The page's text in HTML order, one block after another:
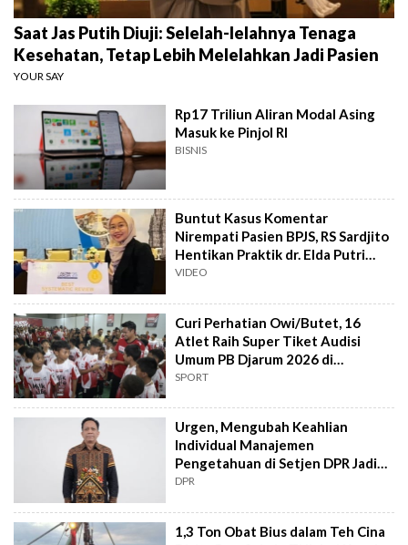
Saat Jas Putih Diuji: Selelah-lelahnya Tenaga
Kesehatan, Tetap Lebih Melelahkan Jadi Pasien
YOUR SAY
Rp17 Triliun Aliran Modal Asing
Masuk ke Pinjol RI
BISNIS
Buntut Kasus Komentar
Nirempati Pasien BPJS, RS Sardjito
Hentikan Praktik dr. Elda Putri
Rahard
VIDEO
Curi Perhatian Owi/Butet, 16
Atlet Raih Super Tiket Audisi
Umum PB Djarum 2026 di
Makassar
SPORT
Urgen, Mengubah Keahlian
Individual Manajemen
Pengetahuan di Setjen DPR Jadi
Kekuatan Institusional
DPR
1,3 Ton Obat Bius dalam Teh Cina